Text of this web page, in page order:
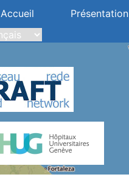
Accueil Présentation